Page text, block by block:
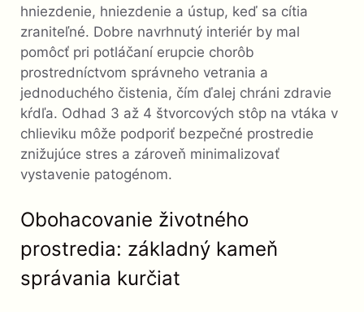
hniezdenie, hniezdenie a ústup, keď sa cítia
zraniteľné. Dobre navrhnutý interiér by mal
pomôcť pri potláčaní erupcie chorôb
prostredníctvom správneho vetrania a
jednoduchého čistenia, čím ďalej chráni zdravie
kŕdľa. Odhad 3 až 4 štvorcových stôp na vtáka v
chlieviku môže podporiť bezpečné prostredie
znižujúce stres a zároveň minimalizovať
vystavenie patogénom.
Obohacovanie životného
prostredia: základný kameň
správania kurčiat